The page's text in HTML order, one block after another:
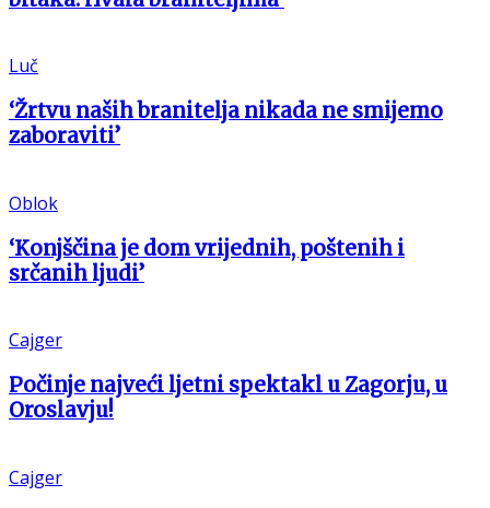
Luč
‘Žrtvu naših branitelja nikada ne smijemo
zaboraviti’
Oblok
‘Konjščina je dom vrijednih, poštenih i
srčanih ljudi’
Cajger
Počinje najveći ljetni spektakl u Zagorju, u
Oroslavju!
Cajger